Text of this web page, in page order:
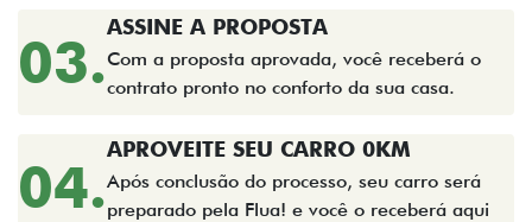
03.
ASSINE A PROPOSTA
Com a proposta aprovada, você receberá o
contrato pronto no conforto da sua casa.
04.
APROVEITE SEU CARRO 0KM
Após conclusão do processo, seu carro será
preparado pela Flua! e você o receberá aqui